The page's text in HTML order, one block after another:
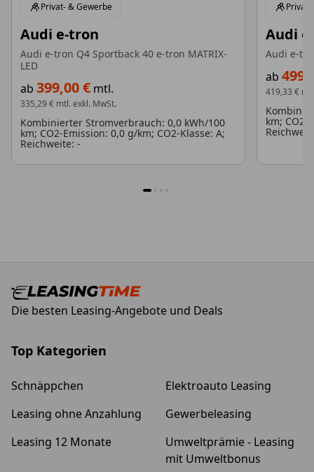
Privat- & Gewerbe
Audi e-tron
Audi e-tron Q4 Sportback 40 e-tron MATRIX-
LED
ab 399,00 € mtl.
335,29 € mtl. exkl. MwSt.
Kombinierter Stromverbrauch: 0,0 kWh/100
km; CO2-Emission: 0,0 g/km; CO2-Klasse: A;
Reichweite: -
Audi
Audi e-
ab
419,33 €
km; CO2-
1
Die besten Leasing-Angebote und Deals
Top Kategorien
Schnäppchen
Elektroauto Leasing
Leasing ohne Anzahlung
Gewerbeleasing
Leasing 12 Monate
Umweltprämie - Leasing
mit Umweltbonus